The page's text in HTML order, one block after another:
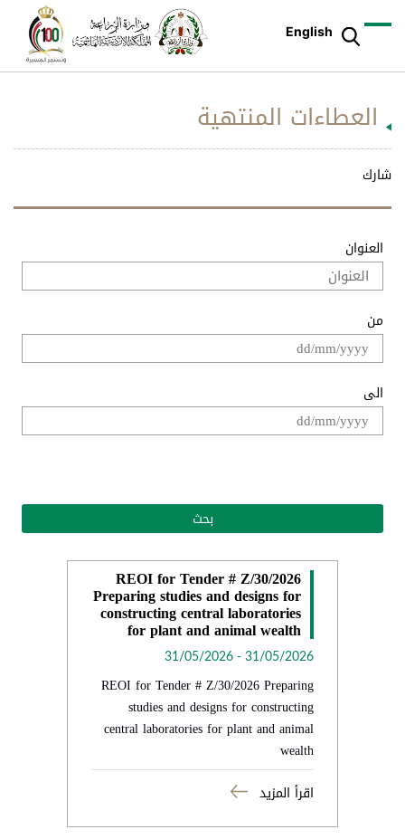
English
العطاءات المنتهية
شارك
العنوان
من
الى
REOI for Tender # Z/30/2026
Preparing studies and designs for
constructing central laboratories
for plant and animal wealth
31/05/2026
-
31/05/2026
REOI for Tender # Z/30/2026 Preparing
studies and designs for constructing
central laboratories for plant and animal
wealth
اقرأ المزيد